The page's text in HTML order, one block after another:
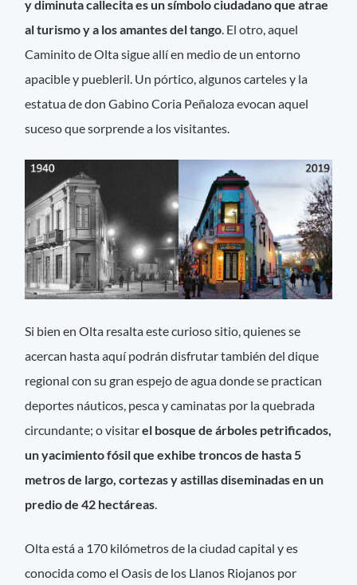
y diminuta callecita es un símbolo ciudadano que atrae
al turismo y a los amantes del tango . El otro, aquel
Caminito de Olta sigue allí en medio de un entorno
apacible y puebleril. Un pórtico, algunos carteles y la
estatua de don Gabino Coria Peñaloza evocan aquel
suceso que sorprende a los visitantes.
Si bien en Olta resalta este curioso sitio, quienes se
acercan hasta aquí podrán disfrutar también del dique
regional con su gran espejo de agua donde se practican
deportes náuticos, pesca y caminatas por la quebrada
circundante; o visitarel bosque de árboles petrificados,
un yacimiento fósil que exhibe troncos de hasta 5
metros de largo, cortezas y astillas diseminadas en un
predio de 42 hectáreas.
Olta está a 170 kilómetros de la ciudad capital y es
conocida como el Oasis de los Llanos Riojanos por